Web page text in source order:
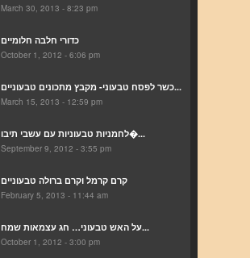
March 30, 2013 - 8:23 pm
כדורי חלבה חלומיים
October 1, 2012 - 6:06 pm
כשר לפסח טבעוני- מקבץ מתכונים טבעוניים...
March 15, 2013 - 12:59 pm
לחמניות טבעוניות עם עשבי תיבו�...
September 9, 2012 - 3:55 pm
קרם קרמל וקרם ברולה טבעוניים
February 5, 2013 - 11:44 am
על האש טבעוני… חג עצמאות שמח...
October 1, 2012 - 3:00 pm